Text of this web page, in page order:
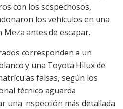
con los sospechosos,
los vehículos en una
Meza antes de escapar.
corresponden a un
y una Toyota Hilux de
falsas, según los
técnico aguarda
una inspección más detallada